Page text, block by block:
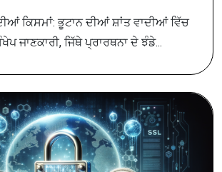
ਕਿਸਮਾਂ: ਭੂਟਾਨ ਦੀਆਂ ਸ਼ਾਂਤ ਵਾਦੀਆਂ ਵਿੱਚ
ਜਾਣਕਾਰੀ, ਜਿੱਥੇ ਪ੍ਰਾਰਥਨਾ ਦੇ ਝੰਡੇ...